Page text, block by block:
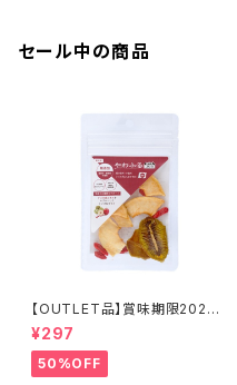
セール中の商品
【OUTLET品】賞味期限2026
年10月22日【犬用おやつ】やわ
ふる クコの実エキスをスプレ
ーしたリンゴ＆キウイスライスカ
ット 10g
¥297
50%OFF